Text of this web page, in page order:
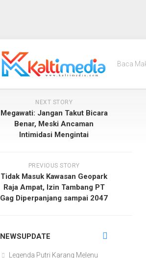
Baca
NEXT STORY
Megawati: Jangan Takut Bicara
Benar, Meski Ancaman
Intimidasi Mengintai
PREVIOUS STORY
Tidak Masuk Kawasan Geopark
Raja Ampat, Izin Tambang PT
Gag Diperpanjang sampai 2047
NEWSUPDATE
Legenda Putri Karang Melenu